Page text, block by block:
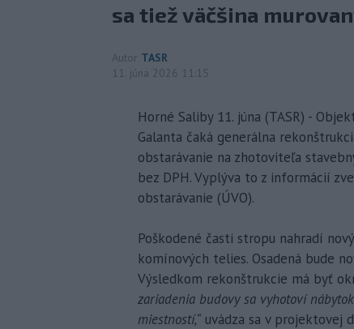
sa tiež väčšina
Autor TASR
11. júna 2026 11:15
Horné Saliby 11. júna (TASR) -
Galanta čaká generálna
obstarávanie na zhotoviteľa
bez DPH. Vyplýva to z informácií
obstarávanie (ÚVO).
Poškodené časti stropu nahradí
komínových telies. Osadená bude
Výsledkom rekonštrukcie má byť
zariadenia budovy sa vyhotoví
miestností,“ uvádza sa v projektovej